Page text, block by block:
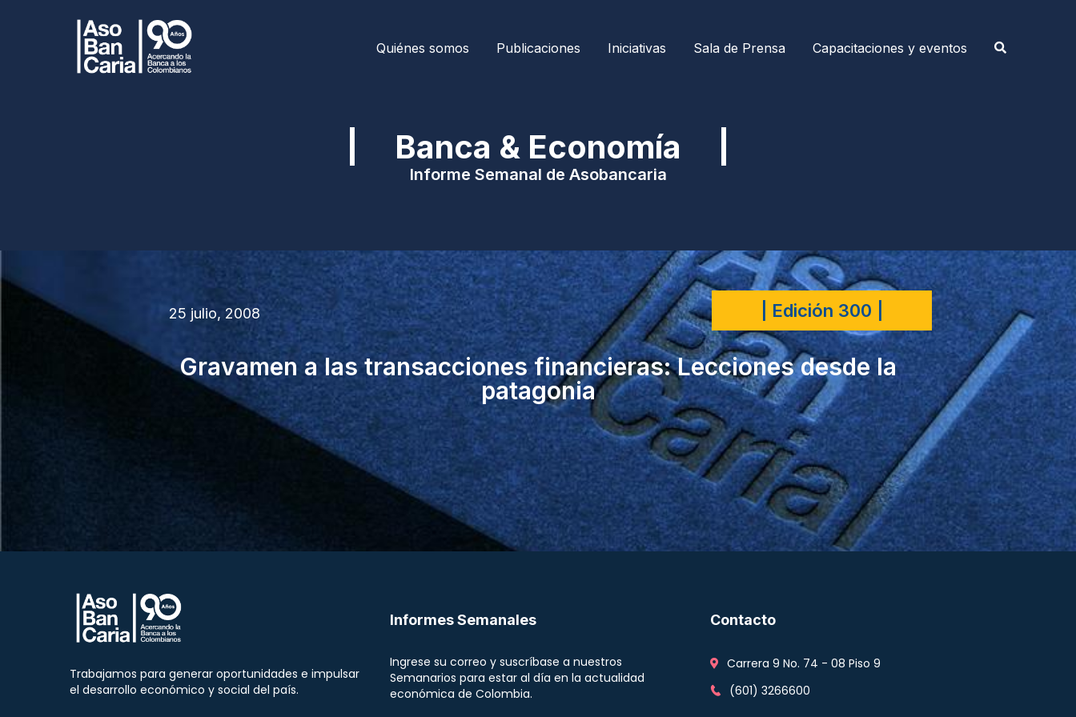
Quiénes somos Publicaciones Iniciativas Sala de Prensa Capacitaciones y eventos
| Banca & Economía |
Informe Semanal de Asobancaria
25 julio, 2008 | Edición 300 |
Gravamen a las transacciones financieras: Lecciones desde la
patagonia
Trabajamos para generar oportunidades e impulsar
el desarrollo económico y social del país.
Informes Semanales
Ingrese su correo y suscríbase a nuestros
Semanarios para estar al día en la actualidad
económica de Colombia.
Contacto
Carrera 9 No. 74 - 08 Piso 9
(601) 3266600